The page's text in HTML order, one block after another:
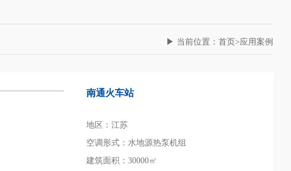
▶ 当前位置：首页>应用案例
南通火车站
地区：江苏
空调形式：水地源热泵机组
建筑面积：30000㎡